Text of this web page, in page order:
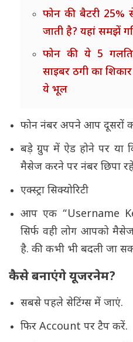
फोन की बैटरी
जाती है? यहां समझें
फोन की ये 5
साइबर ठगी का
ये भूल
फोन नंबर अपने आप दूसरों
बड़े ग्रुप में ऐड होने पर या
मैसेज करने पर नंबर छिपा
एक्स्ट्रा सिक्योरिटी
आप एक “Username
सिर्फ वही लोग आपको
है. की कभी भी बदली जा
कैसे बनाएंगे यूजरनेम?
सबसे पहले सेटिंग्स में जाएं.
फिर Account पर टैप करें.